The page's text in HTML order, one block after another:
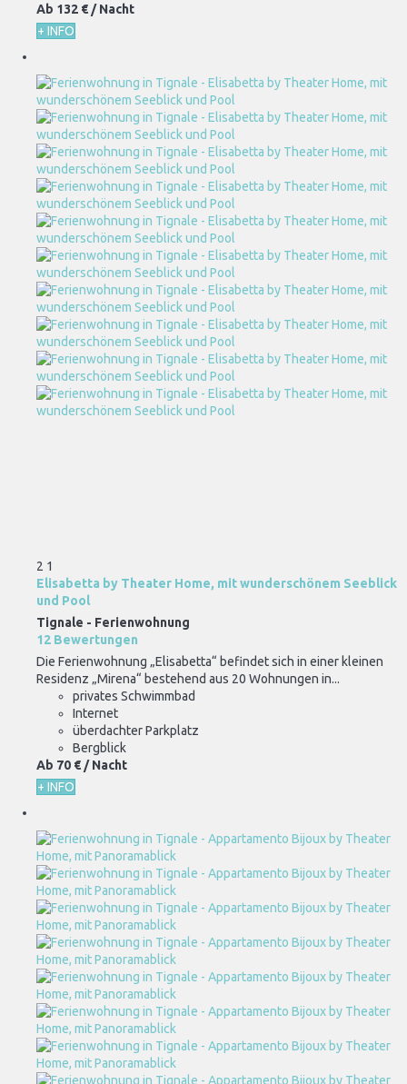
Ab 132 € / Nacht
+ INFO
2 1
Elisabetta by Theater Home, mit wunderschönem Seeblick
und Pool
Tignale - Ferienwohnung
12 Bewertungen
Die Ferienwohnung „Elisabetta“ befindet sich in einer kleinen
Residenz „Mirena“ bestehend aus 20 Wohnungen in...
privates Schwimmbad
Internet
überdachter Parkplatz
Bergblick
Ab 70 € / Nacht
+ INFO